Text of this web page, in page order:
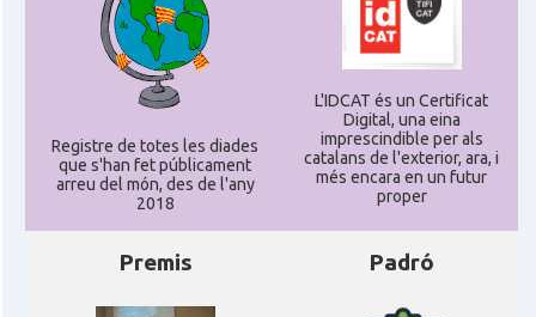
Registre de totes les diades
que s'han fet públicament
arreu del món, des de l'any
2018
L'IDCAT és un Certificat
Digital, una eina
imprescindible per als
catalans de l'exterior, ara, i
més encara en un futur
proper
Premis Padró